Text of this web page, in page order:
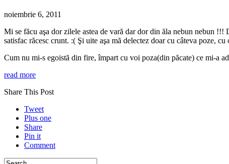
noiembrie 6, 2011
Mi se făcu aşa dor zilele astea de vară dar dor din ăla nebun nebun
satisfac răcesc crunt. :( Şi uite aşa mă delectez doar cu câteva poze,
Cum nu mi-s egoistă din fire, împart cu voi poza(din păcate) ce mi-a
read more
Share This Post
Tweet
Plus one
Share
Pin it
Comment